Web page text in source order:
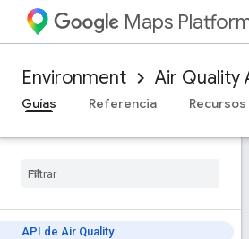
Maps
Environment Air Quality
Guías
Referencia Recursos
API de Air Quality